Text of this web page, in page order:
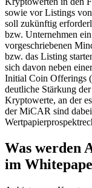
sowie vor Listings
soll zukünftig
bzw. Unternehmen
vorgeschriebenen
bzw. das Listing
sich davon neben
Initial Coin Offerings
deutliche Stärkung
Kryptowerte, an der
der MiCAR sind
Was werden
im